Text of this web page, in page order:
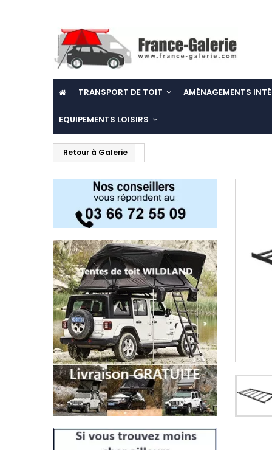
TRANSPORT DE TOIT AMÉNAGEMENTS
EQUIPEMENTS LOISIRS
Retour à Galerie